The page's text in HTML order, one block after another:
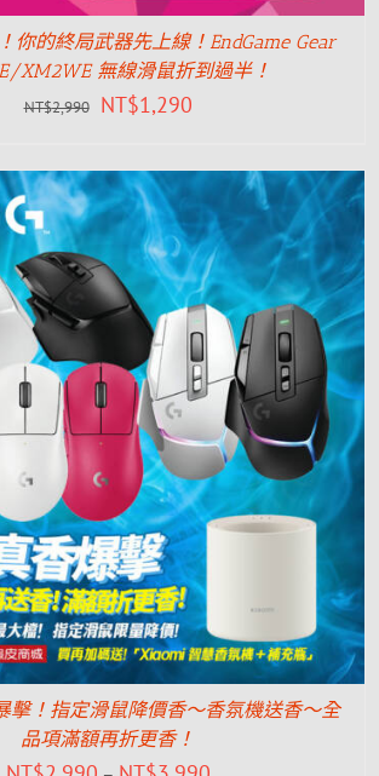
你的終局武器先上線！EndGame Gear
XM2WE 無線滑鼠折到過半！
NT$2,990 NT$1,290
擊！指定滑鼠降價香～香氛機送香～全
品項滿額再折更香！